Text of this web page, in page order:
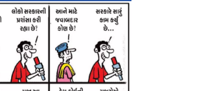
નાગપુરના સાવજી
ભોજનને જોખમી
ગણાવનારા તુકારામ મુંઢે